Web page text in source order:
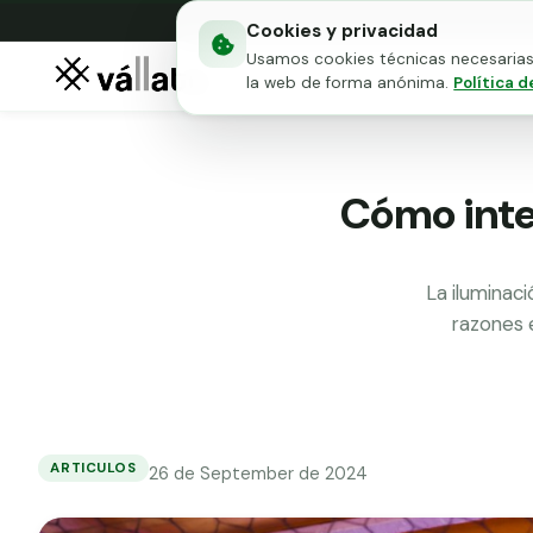
Cookies y privacidad
Usamos cookies técnicas
la web de forma anónima. Política
Mallas metálicas
Cómo
La
razones
ARTICULOS 26 de September de 2024
la